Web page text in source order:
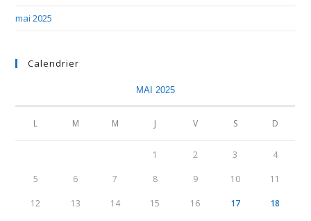
mai 2025
Calendrier
MAI 2025
L M M J V S D
1 2 3 4
5 6 7 8 9 10 11
12 13 14 15 16 17 18